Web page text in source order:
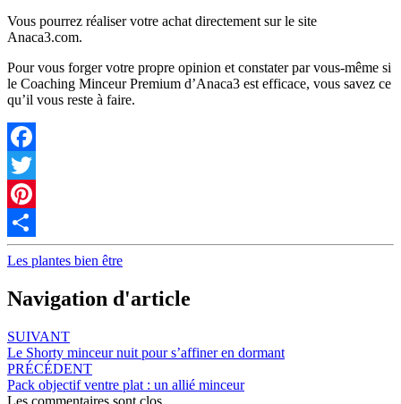
Vous pourrez réaliser votre achat directement sur le site
Anaca3.com.
Pour vous forger votre propre opinion et constater par vous-même si
le Coaching Minceur Premium d’Anaca3 est efficace, vous savez ce
qu’il vous reste à faire.
Facebook
Twitter
Pinterest
Partager
Les plantes bien être
Navigation d'article
SUIVANT
Le Shorty minceur nuit pour s’affiner en dormant
PRÉCÉDENT
Pack objectif ventre plat : un allié minceur
Les commentaires sont clos.